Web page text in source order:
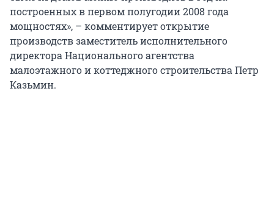
построенных в первом полугодии 2008 года
мощностях», – комментирует открытие
производств заместитель исполнительного
директора Национального агентства
малоэтажного и коттеджного строительства Петр
Казьмин.